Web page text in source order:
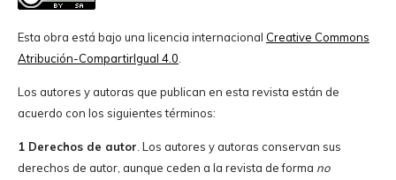
Esta obra está bajo una licencia internacional Creative Commons
Atribución-CompartirIgual 4.0
Los autores y autoras que publican en esta revista están de
acuerdo con los siguientes términos:
1 Derechos de autor . Los autores y autoras conservan sus
derechos de autor, aunque ceden a la revista de forma no